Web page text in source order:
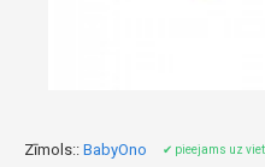
Zīmols:: BabyOno ✔ pieejams uz